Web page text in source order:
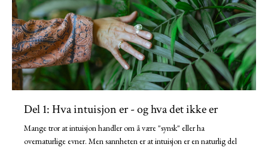
Del 1: Hva intuisjon er - og hva det ikke er
Mange tror at intuisjon handler om å være "synsk" eller ha
overnaturlige evner. Men sannheten er at intuisjon er en naturlig del